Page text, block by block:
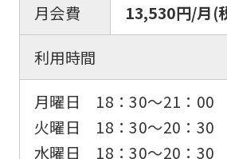
月会費
13,530円/月(
利用時間
月曜日 18：30～21：00
火曜日 18：30～20：30
水曜日 18：30～20：30